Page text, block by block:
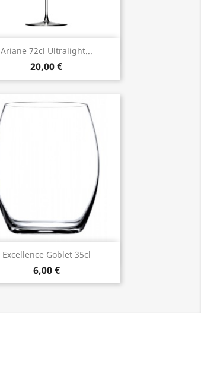
Ariane 72cl Ultralight...
20,00 €
Vorschau
Excellence Goblet 35cl
6,00 €
Vorschau